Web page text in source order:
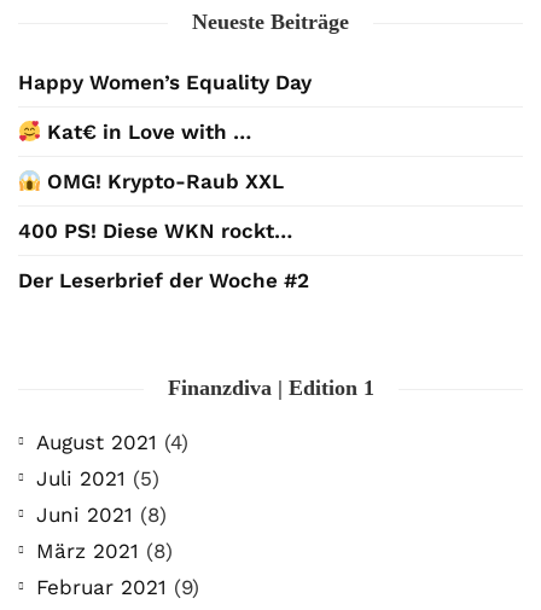
Neueste Beiträge
Happy Women’s Equality Day
Kat€ in Love with …
OMG! Krypto-Raub XXL
400 PS! Diese WKN rockt…
Der Leserbrief der Woche #2
Finanzdiva | Edition 1
August 2021 (4)
Juli 2021 (5)
Juni 2021 (8)
März 2021 (8)
Februar 2021 (9)